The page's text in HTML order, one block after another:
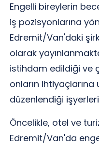
Engelli bireylerin
iş pozisyonlarına
Edremit/Van'daki
olarak
istihdam edildiği ve
onların
düzenlendiği
Öncelikle, otel ve
Edremit/Van'da